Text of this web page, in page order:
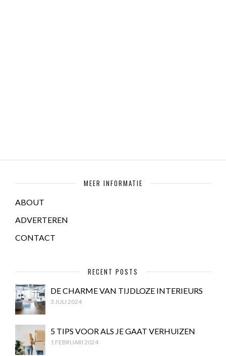
MEER INFORMATIE
ABOUT
ADVERTEREN
CONTACT
RECENT POSTS
DE CHARME VAN TIJDLOZE INTERIEURS
3 JULI 2024
5 TIPS VOOR ALS JE GAAT VERHUIZEN
1 FEBRUARI 2024